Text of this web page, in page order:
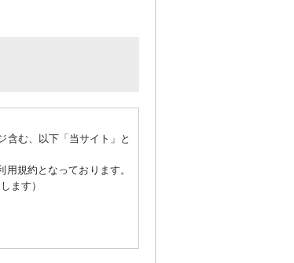
含む、以下「当サイト」と
規約となっております。
ます）